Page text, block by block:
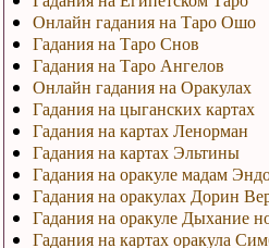
Онлайн гадания на Таро Ошо
Гадания на Таро Снов
Гадания на Таро Ангелов
Онлайн гадания на Оракулах
Гадания на цыганских картах
Гадания на картах Ленорман
Гадания на картах Эльтины
Гадания на оракуле мадам
Гадания на оракулах Дорин
Гадания на оракуле Дыхание
Гадания на картах оракула